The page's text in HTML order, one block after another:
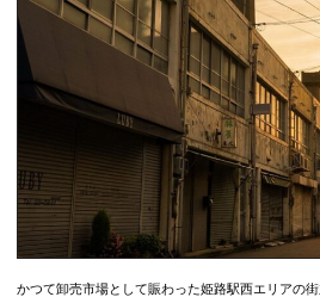
かつて卸売市場として賑わった姫路駅西エリアの